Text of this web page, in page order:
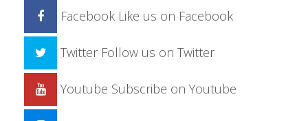
Facebook Like us on Facebook
Twitter Follow us on Twitter
Youtube Subscribe on Youtube